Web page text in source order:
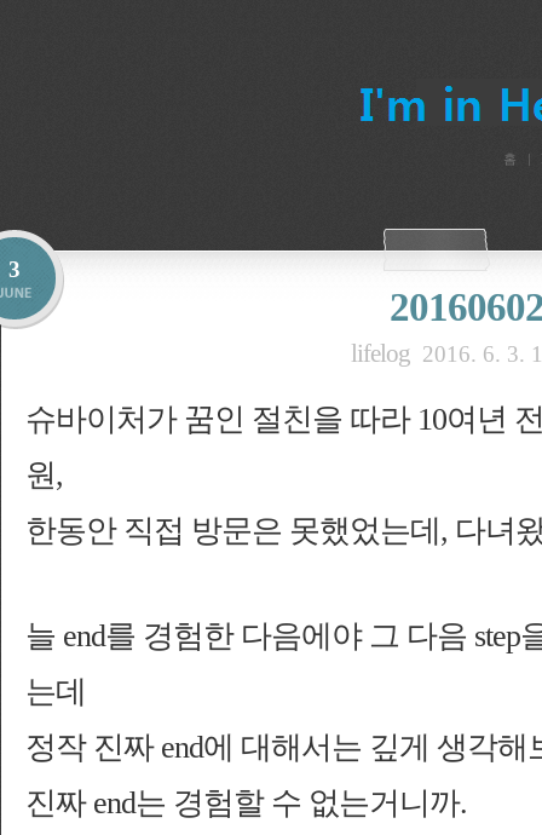
홈
3
lifelog 2016. 6. 3.
슈바이처가 꿈인 절친을 따라 10여년
원,
한동안 직접 방문은 못했었는데, 다녀
늘 end를 경험한 다음에야 그 다음
는데
정작 진짜 end에 대해서는 깊게 생각
진짜 end는 경험할 수 없는거니까.